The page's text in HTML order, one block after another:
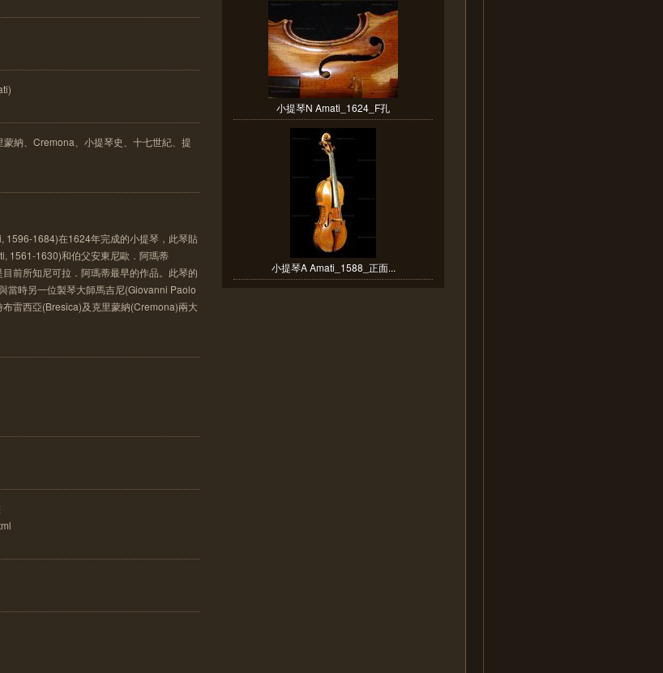
納、Cremona、小提琴史、十七世紀、提
1596-1684)在1624年完成的小提琴，此琴貼
1561-1630)和伯父安東尼歐．阿瑪蒂
前所知尼可拉．阿瑪蒂最早的作品。此琴的
當時另一位製琴大師馬吉尼(Giovanni Paolo
雷西亞(Bresica)及克里蒙納(Cremona)兩大
小提琴N Amati_1624_F孔
小提琴A Amati_1588_正面...